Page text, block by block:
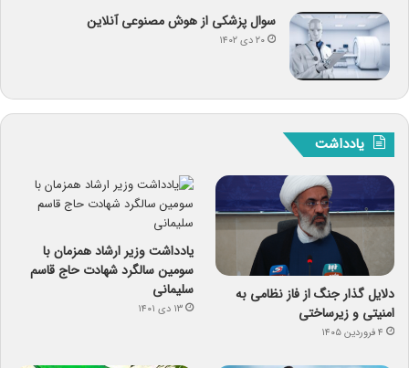
سوال پزشکی از هوش مصنوعی آنلاین
۲۰ دی ۱۴۰۲
یادداشت
دلایل گذار جنگ از فاز نظامی به
امنیتی و زیرساختی
۴ فروردین ۱۴۰۵
یادداشت وزیر ارشاد همزمان با
سومین سالگرد شهادت حاج قاسم
سلیمانی
۱۳ دی ۱۴۰۱